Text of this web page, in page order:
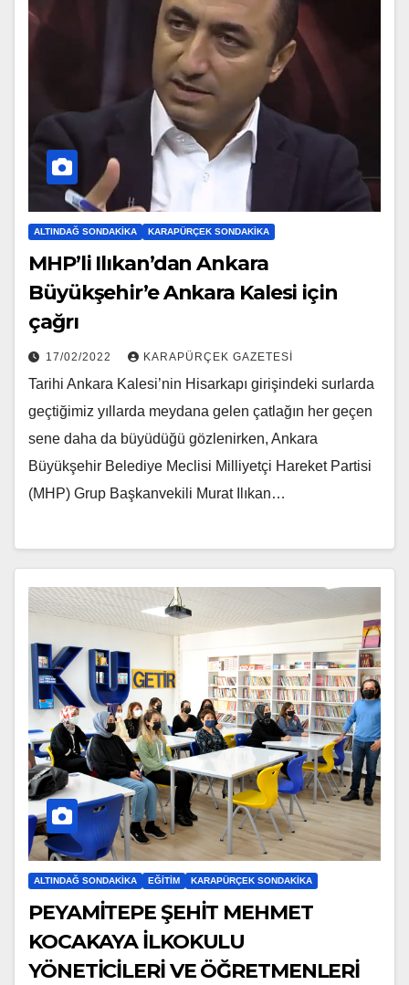
ALTINDAĞ SONDAKIKA KARAPÜRÇEK SONDAKIKA
MHP’li Ilıkan’dan Ankara
Büyükşehir’e Ankara Kalesi için
çağrı
17/02/2022 KARAPÜRÇEK GAZETESİ
Tarihi Ankara Kalesi’nin Hisarkapı girişindeki surlarda
geçtiğimiz yıllarda meydana gelen çatlağın her geçen
sene daha da büyüdüğü gözlenirken, Ankara
Büyükşehir Belediye Meclisi Milliyetçi Hareket Partisi
(MHP) Grup Başkanvekili Murat Ilıkan…
ALTINDAĞ SONDAKIKA EĞITIM KARAPÜRÇEK SONDAKIKA
PEYAMİTEPE ŞEHİT MEHMET
KOCAKAYA İLKOKULU
YÖNETİCİLERİ VE ÖĞRETMENLERİ